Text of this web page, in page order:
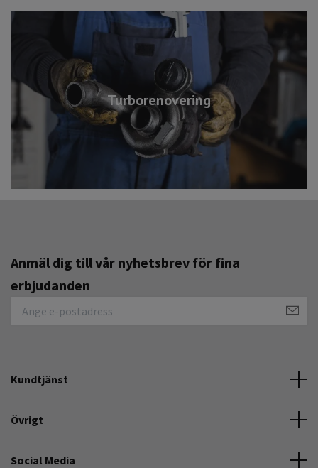
Turborenovering
Anmäl dig till vår nyhetsbrev för fina
erbjudanden
Kundtjänst
Övrigt
Social Media